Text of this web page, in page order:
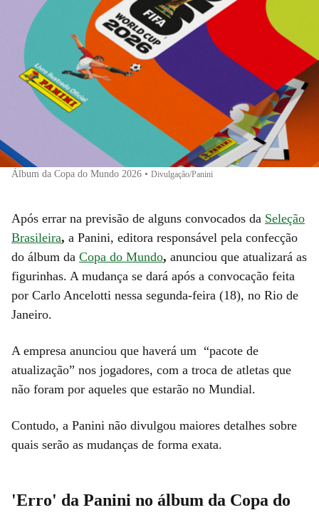
Álbum da Copa do Mundo 2026 • Divulgação/Panini
Após errar na previsão de alguns convocados da Seleção
Brasileira, a Panini, editora responsável pela confecção
do álbum da Copa do Mundo, anunciou que atualizará as
figurinhas. A mudança se dará após a convocação feita
por Carlo Ancelotti nessa segunda-feira (18), no Rio de
Janeiro.
A empresa anunciou que haverá um “pacote de
atualização” nos jogadores, com a troca de atletas que
não foram por aqueles que estarão no Mundial.
Contudo, a Panini não divulgou maiores detalhes sobre
quais serão as mudanças de forma exata.
'Erro' da Panini no álbum da Copa do
Álbum
do
Mundo
Dura
da
Copa
versão
de
Álbum
Copa
do
'Capa
Álbum
da
do
Mundo
Dura